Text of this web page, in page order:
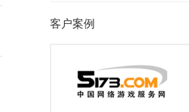
客户案例